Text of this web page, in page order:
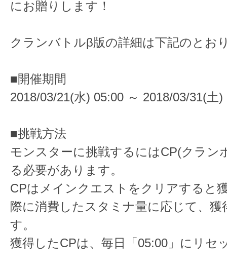
にお贈りします！
クランバトルβ版の詳細は下記のとお
■開催期間
2018/03/21(水) 05:00 ～ 2018/03/31(土)
■挑戦方法
モンスターに挑戦するにはCP(クラン
る必要があります。
CPはメインクエストをクリアすると
際に消費したスタミナ量に応じて、獲
す。
獲得したCPは、毎日「05:00」にリセ